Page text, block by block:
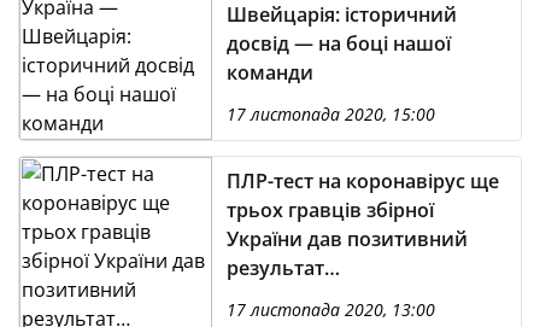
Швейцарія: історичний
досвід — на боці нашої
команди
17 листопада 2020, 15:00
ПЛР-тест на коронавірус ще
трьох гравців збірної
України дав позитивний
результат…
17 листопада 2020, 13:00